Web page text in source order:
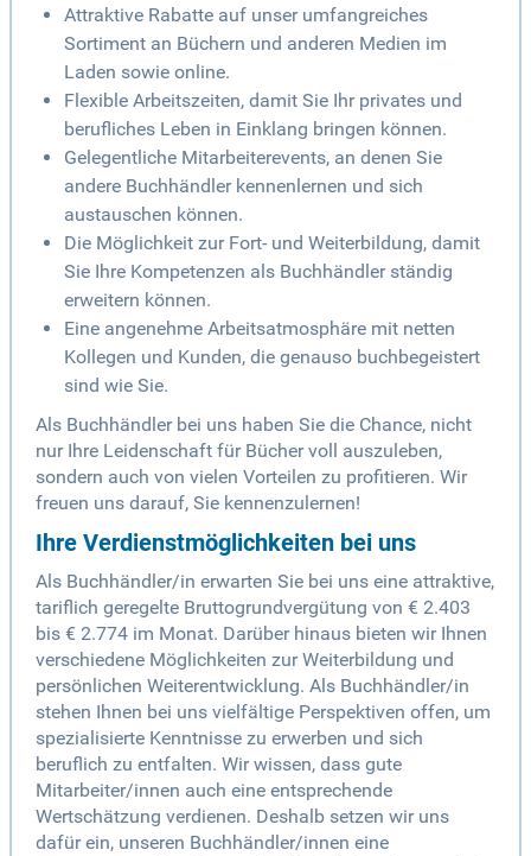
Attraktive Rabatte auf unser umfangreiches
Sortiment an Büchern und anderen Medien im
Laden sowie online.
Flexible Arbeitszeiten, damit Sie Ihr privates und
berufliches Leben in Einklang bringen können.
Gelegentliche Mitarbeiterevents, an denen Sie
andere Buchhändler kennenlernen und sich
austauschen können.
Die Möglichkeit zur Fort- und Weiterbildung, damit
Sie Ihre Kompetenzen als Buchhändler ständig
erweitern können.
Eine angenehme Arbeitsatmosphäre mit netten
Kollegen und Kunden, die genauso buchbegeistert
sind wie Sie.
Als Buchhändler bei uns haben Sie die Chance, nicht
nur Ihre Leidenschaft für Bücher voll auszuleben,
sondern auch von vielen Vorteilen zu profitieren. Wir
freuen uns darauf, Sie kennenzulernen!
Ihre Verdienstmöglichkeiten bei uns
Als Buchhändler/in erwarten Sie bei uns eine attraktive,
tariflich geregelte Bruttogrundvergütung von € 2.403
bis € 2.774 im Monat. Darüber hinaus bieten wir Ihnen
verschiedene Möglichkeiten zur Weiterbildung und
persönlichen Weiterentwicklung. Als Buchhändler/in
stehen Ihnen bei uns vielfältige Perspektiven offen, um
spezialisierte Kenntnisse zu erwerben und sich
beruflich zu entfalten. Wir wissen, dass gute
Mitarbeiter/innen auch eine entsprechende
Wertschätzung verdienen. Deshalb setzen wir uns
dafür ein, unseren Buchhändler/innen eine